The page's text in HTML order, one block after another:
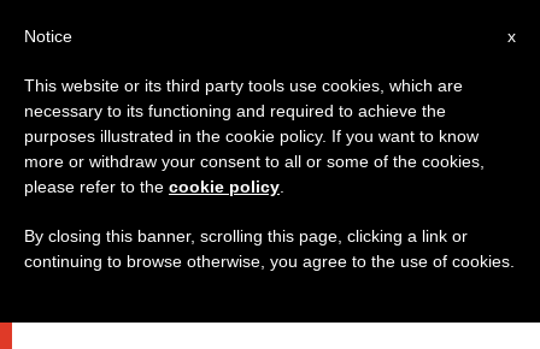
x
Notice
This website or its third party tools use cookies, which are
necessary to its functioning and required to achieve the
purposes illustrated in the cookie policy. If you want to know
more or withdraw your consent to all or some of the cookies,
please refer to the cookie policy
By closing this banner, scrolling this page, clicking a link or
continuing to browse otherwise, you agree to the use of cookies.